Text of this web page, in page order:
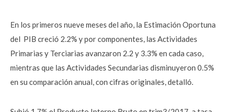
En los primeros nueve meses del año, la Estimación Oportuna
del PIB creció 2.2% y por componentes, las Actividades
Primarias y Terciarias avanzaron 2.2 y 3.3% en cada caso,
mientras que las Actividades Secundarias disminuyeron 0.5%
en su comparación anual, con cifras originales, detalló.